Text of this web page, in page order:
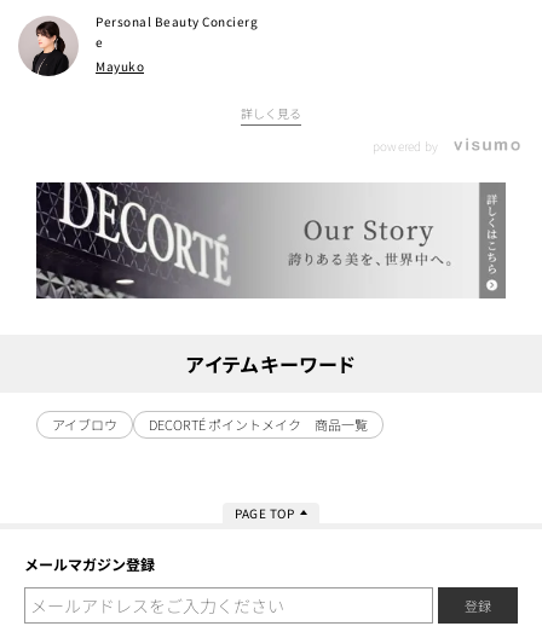
ルタントのErikoです。 みなさ
ま、眉でこのような悩みはござ
いませんか？
Personal Beauty Concierg
e
Mayuko
詳しく見る
powered by
アイテムキーワード
アイブロウ DECORTÉ ポイントメイク 商品一覧
PAGE TOP
メールマガジン登録
登録